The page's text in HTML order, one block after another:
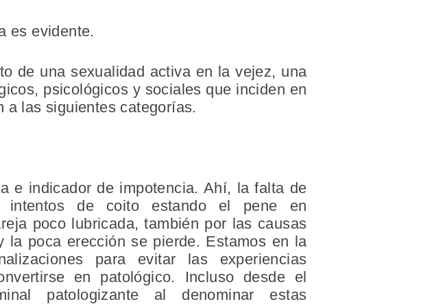
es evidente.
de una sexualidad activa en la vejez, una
psicológicos y sociales que inciden en
a las siguientes categorías.
e indicador de impotencia. Ahí, la falta de
intentos de coito estando el pene en
poco lubricada, también por las causas
poca erección se pierde. Estamos en la
para evitar las experiencias
en patológico. Incluso desde el
patologizante al denominar estas